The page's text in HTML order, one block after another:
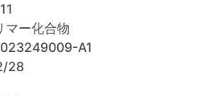
マー化合物
A1
28